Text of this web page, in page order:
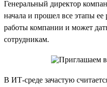
Генеральный директор
начала и прошел все этапы ее
работы компании и может
сотрудникам.
В ИТ-среде зачастую